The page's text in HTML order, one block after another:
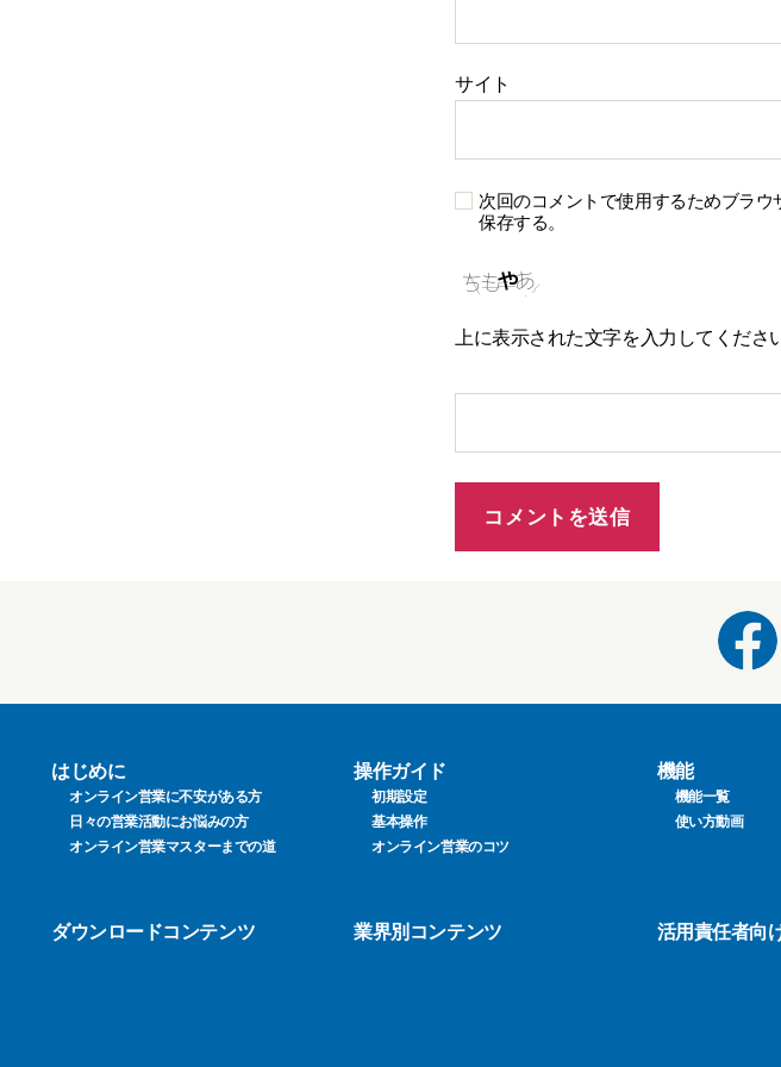
サイト
次回のコメントで使用するためブラ
保存する。
上に表示された文字を入力してくださ
はじめに
オンライン営業に不安がある方
日々の営業活動にお悩みの方
オンライン営業マスターまでの道
操作ガイド
初期設定
基本操作
オンライン営業のコツ
機能
機能一覧
使い方動画
ダウンロードコンテンツ 業界別コンテンツ 活用責任者向